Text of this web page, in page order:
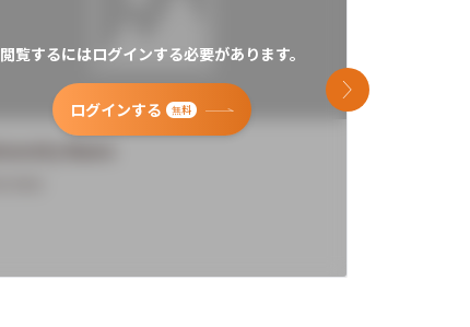
閲覧するにはログインする必要があります。
ログインする 無料
次のスライド